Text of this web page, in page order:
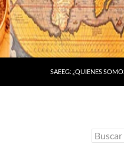
SAEEG: ¿QUIENES
Buscar: